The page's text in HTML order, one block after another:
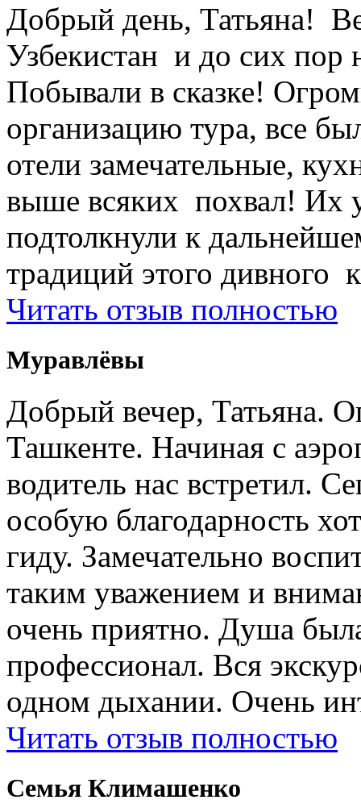
Добрый день, Татьяна!
Узбекистан и до сих пор
Побывали в сказке!
организацию тура, все
отели замечательные,
выше всяких похвал! Их
подтолкнули к
традиций этого дивного
Читать отзыв полностью
Муравлёвы
Добрый вечер, Татьяна.
Ташкенте. Начиная с
водитель нас встретил.
особую благодарность
гиду. Замечательно
таким уважением и
очень приятно. Душа
профессионал. Вся
одном дыхании. Очень
Читать отзыв полностью
Cемья Климашенко